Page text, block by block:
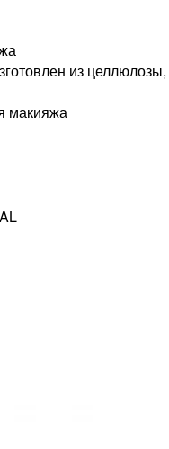
из
макияжа